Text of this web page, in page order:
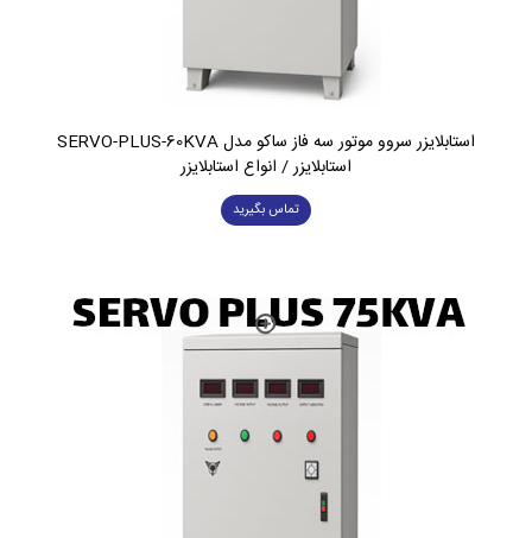
استابلایزر سروو موتور سه فاز ساکو مدل SERVO-PLUS-60KVA
استابلایزر / انواع استابلایزر
تماس بگیرید